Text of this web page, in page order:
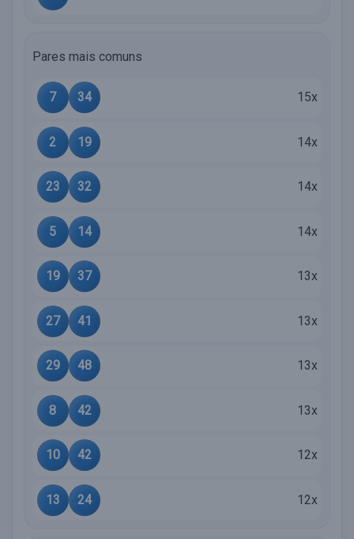
Pares mais comuns
7 34 15x
2 19 14x
23 32 14x
5 14 14x
19 37 13x
27 41 13x
29 48 13x
8 42 13x
10 42 12x
13 24 12x